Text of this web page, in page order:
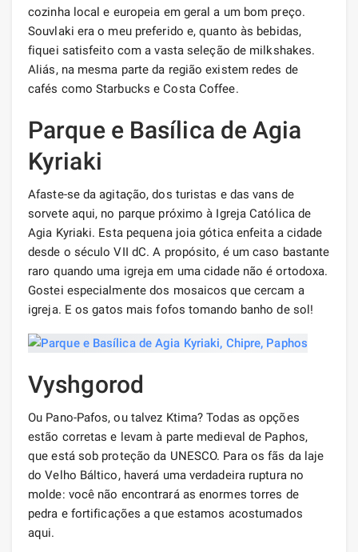
cozinha local e europeia em geral a um bom preço.
Souvlaki era o meu preferido e, quanto às bebidas,
fiquei satisfeito com a vasta seleção de milkshakes.
Aliás, na mesma parte da região existem redes de
cafés como Starbucks e Costa Coffee.
Parque e Basílica de Agia
Kyriaki
Afaste-se da agitação, dos turistas e das vans de
sorvete aqui, no parque próximo à Igreja Católica de
Agia Kyriaki. Esta pequena joia gótica enfeita a cidade
desde o século VII dC. A propósito, é um caso bastante
raro quando uma igreja em uma cidade não é ortodoxa.
Gostei especialmente dos mosaicos que cercam a
igreja. E os gatos mais fofos tomando banho de sol!
Vyshgorod
Ou Pano-Pafos, ou talvez Ktima? Todas as opções
estão corretas e levam à parte medieval de Paphos,
que está sob proteção da UNESCO. Para os fãs da laje
do Velho Báltico, haverá uma verdadeira ruptura no
molde: você não encontrará as enormes torres de
pedra e fortificações a que estamos acostumados
aqui.